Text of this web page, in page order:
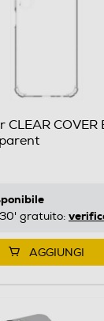
CLEAR COVER
gratuito:
AGGIUNGI